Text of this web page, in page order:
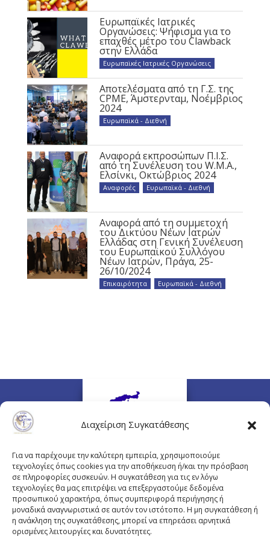
Διαχείριση Συγκατάθεσης
Για να παρέχουμε την καλύτερη εμπειρία, χρησιμοποιούμε
τεχνολογίες όπως cookies για την αποθήκευση ή/και την πρόσβαση
σε πληροφορίες συσκευών. Η συγκατάθεση για τις εν λόγω
τεχνολογίες θα μας επιτρέψει να επεξεργαστούμε δεδομένα
προσωπικού χαρακτήρα, όπως συμπεριφορά περιήγησης ή
μοναδικά αναγνωριστικά σε αυτόν τον ιστότοπο. Η μη συγκατάθεση ή
η ανάκληση της συγκατάθεσης, μπορεί να επηρεάσει αρνητικά
ορισμένες λειτουργίες και δυνατότητες.
Ευρωπαϊκές Ιατρικές
Οργανώσεις: Ψήφισμα για το
επαχθές μέτρο του Clawback
στην Ελλάδα
Ευρωπαϊκές Ιατρικές Οργανώσεις
Αποτελέσματα από τη Γ.Σ. της
CPME, Άμστερνταμ, Νοέμβριος
2024
Ευρωπαϊκά - Διεθνή
Αναφορά εκπροσώπων Π.Ι.Σ.
από τη Συνέλευση του W.M.A.,
Ελσίνκι, Οκτώβριος 2024
Αναφορές Ευρωπαϊκά - Διεθνή
Αναφορά από τη συμμετοχή
του Δικτύου Νέων Ιατρών
Ελλάδας στη Γενική Συνέλευση
του Ευρωπαϊκού Συλλόγου
Νέων Ιατρών, Πράγα, 25-
26/10/2024
Επικαιρότητα Ευρωπαϊκά - Διεθνή
Πλουτάρχου 3, 10675 Αθήνα
Email επικοινωνίας:pisinfo@pis.gr